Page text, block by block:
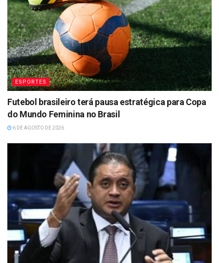
ESPORTES
Futebol brasileiro terá pausa estratégica para Copa
do Mundo Feminina no Brasil
6 DE AGOSTO DE 2026